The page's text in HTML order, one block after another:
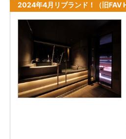
2024年4月リブランド！（旧FAV